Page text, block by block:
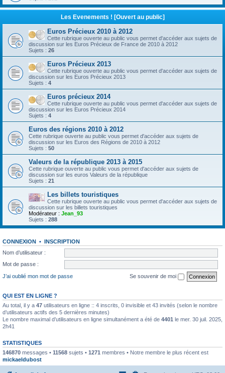
Les Evenements ! [Ouvert au public]
Euros Précieux 2010 à 2012
Cette rubrique ouverte au public vous permet d'accéder aux sujets de
discussion sur les Euros Précieux de France de 2010 à 2012
Sujets : 26
Euros Précieux 2013
Cette rubrique ouverte au public vous permet d'accéder aux sujets de
discussion sur les Euros Précieux 2013
Sujets : 4
Euros précieux 2014
Cette rubrique ouverte au public vous permet d'accéder aux sujets de
discussion sur les Euros Précieux 2014
Sujets : 4
Euros des régions 2010 à 2012
Cette rubrique ouverte au public vous permet d'accéder aux sujets de
discussion sur les Euros des Régions de 2010 à 2012
Sujets : 50
Valeurs de la république 2013 à 2015
Cette rubrique ouverte au public vous permet d'accéder aux sujets de
discussion sur les euros Valeurs de la république
Sujets : 21
Les billets touristiques
Cette rubrique ouverte au public vous permet d'accéder aux sujets de
discussion sur les billets touristiques
Modérateur : Jean_93
Sujets : 288
CONNEXION • INSCRIPTION
Nom d’utilisateur :
Mot de passe :
J’ai oublié mon mot de passe
Se souvenir de moi
QUI EST EN LIGNE ?
Au total, il y a 47 utilisateurs en ligne :: 4 inscrits, 0 invisible et 43 invités (selon le nombre
d’utilisateurs actifs des 5 dernières minutes)
Le nombre maximal d’utilisateurs en ligne simultanément a été de 4401 le mer. 30 juil. 2025,
2h41
STATISTIQUES
146870 messages • 11568 sujets • 1271 membres • Notre membre le plus récent est
mickaeldubost